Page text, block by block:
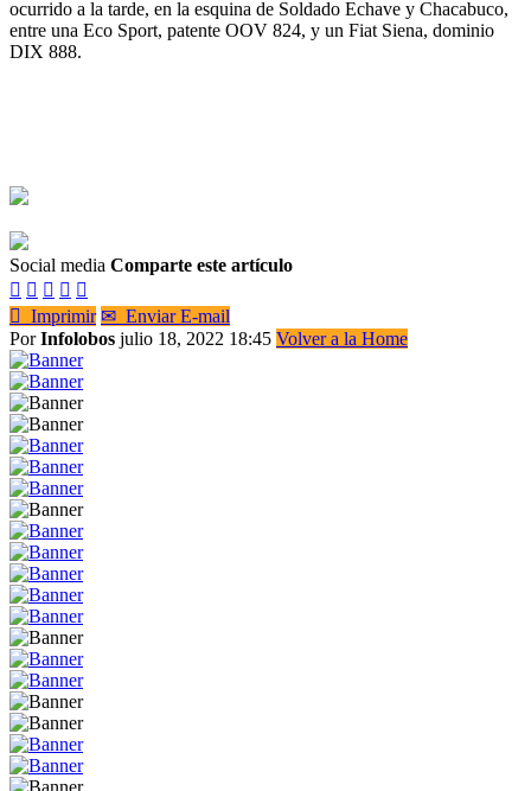
ocurrido a la tarde, en la esquina de Soldado Echave y Chacabuco,
entre una Eco Sport, patente OOV 824, y un Fiat Siena, dominio
DIX 888.
Social media Comparte este artículo
    
 Imprimir ✉ Enviar E-mail
PorInfolobos julio 18, 2022 18:45 Volver a la Home